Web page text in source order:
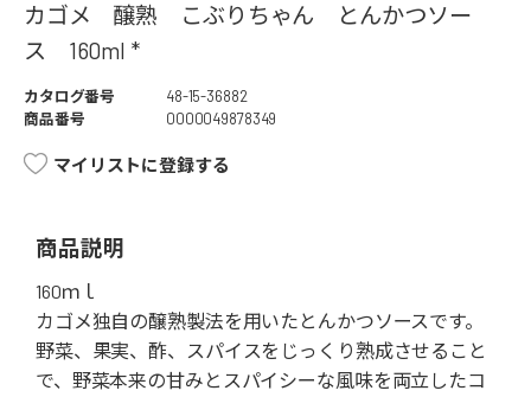
カゴメ 醸熟 こぶりちゃん とんかつソー
ス 160ml *
カタログ番号
48-15-36882
商品番号
0000049878349
マイリストに登録する
商品説明
160ｍｌ
カゴメ独自の醸熟製法を用いたとんかつソースです。
野菜、果実、酢、スパイスをじっくり熟成させること
で、野菜本来の甘みとスパイシーな風味を両立したコ